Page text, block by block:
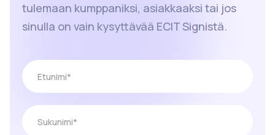
tulemaan kumppaniksi, asiakkaaksi tai jos
sinulla on vain kysyttävää ECIT Signistä.